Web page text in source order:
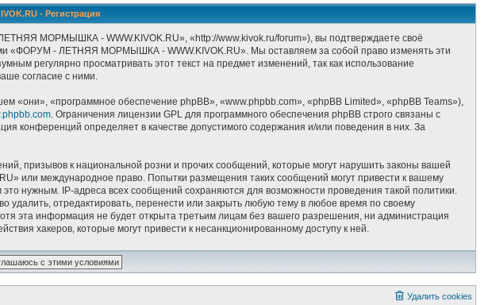
- Регистрация
МОРМЫШКА - WWW.KIVOK.RU», «http://www.kivok.ru/forum»), вы подтверждаете своё
«ФОРУМ - ЛЕТНЯЯ МОРМЫШКА - WWW.KIVOK.RU». Мы оставляем за собой право изменять эти
регулярно просматривать этот текст на предмет изменений, так как использование
согласие с ними.
«программное обеспечение phpBB», «www.phpbb.com», «phpBB Limited», «phpBB Teams»),
. Ограничения лицензии GPL для программного обеспечения phpBB строго связаны с
конференций определяет в качестве допустимого содержания и/или поведения в них. За
призывов к национальной розни и прочих сообщений, которые могут нарушить законы вашей
или международное право. Попытки размещения таких сообщений могут привести к вашему
нужным. IP-адреса всех сообщений сохраняются для возможности проведения такой политики.
отредактировать, перенести или закрыть любую тему в любое время по своему
эта информация не будет открыта третьим лицам без вашего разрешения, ни администрация
хакеров, которые могут привести к несанкционированному доступу к ней.
Удалить cookies